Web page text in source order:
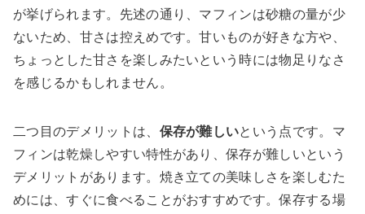
が挙げられます。先述の通り、マフィンは砂糖の量が少
ないため、甘さは控えめです。甘いものが好きな方や、
ちょっとした甘さを楽しみたいという時には物足りなさ
を感じるかもしれません。
二つ目のデメリットは、 保存が難しいという点です。マ
フィンは乾燥しやすい特性があり、保存が難しいという
デメリットがあります。焼き立ての美味しさを楽しむた
めには、すぐに食べることがおすすめです。保存する場